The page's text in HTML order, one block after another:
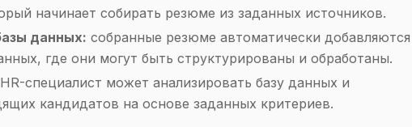
начинает собирать резюме из заданных источников.
данных: собранные резюме автоматически добавляются
где они могут быть структурированы и обработаны.
HR-специалист может анализировать базу данных и
кандидатов на основе заданных критериев.